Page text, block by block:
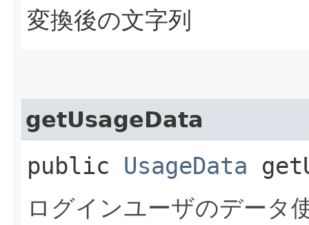
変換後の文字列
getUsageData
public UsageData
ログインユーザのデータ